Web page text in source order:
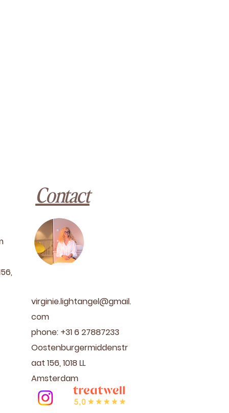
Contact
virginie.lightangel@gmail.
com
phone: +31 6 27887233
Oostenburgermiddenstr
aat 156, 1018 LL
Amsterdam